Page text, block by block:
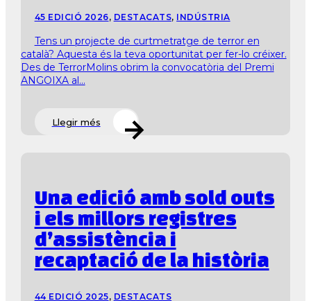
45 EDICIÓ 2026, DESTACATS, INDÚSTRIA
Tens un projecte de curtmetratge de terror en
català? Aquesta és la teva oportunitat per fer-lo créixer.
Des de TerrorMolins obrim la convocatòria del Premi
ANGOIXA al...
Llegir més
Una edició amb sold outs
i els millors registres
d’assistència i
recaptació de la història
44 EDICIÓ 2025, DESTACATS